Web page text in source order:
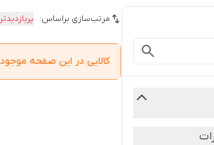
مرتب‌سازی براساس:
کالایی در این صفحه